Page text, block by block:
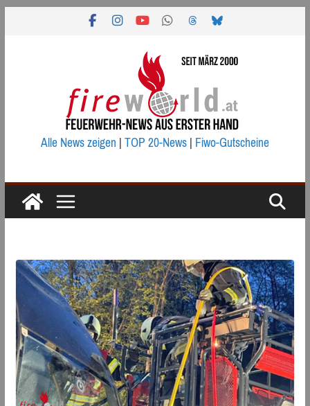
Alle News zeigen|TOP 20-News|Fiwo-Gutscheine